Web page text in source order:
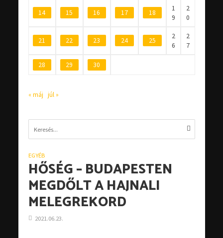
14 15 16 17 18
1
9
2
0
21 22 23 24 25
2
6
2
7
28 29 30
« máj júl »
EGYÉB
HŐSÉG – BUDAPESTEN
MEGDŐLT A HAJNALI
MELEGREKORD
2021.06.23.